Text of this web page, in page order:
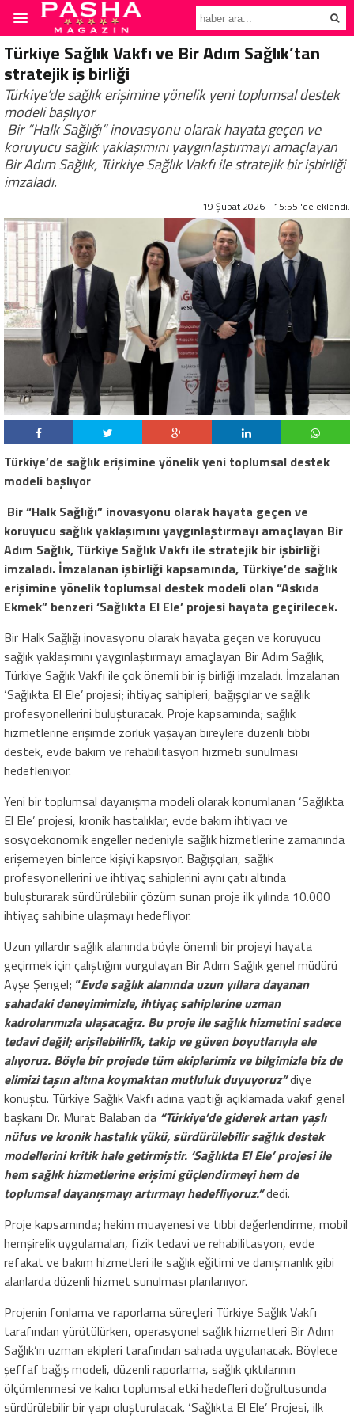
Türkiye Sağlık Vakfı ve Bir Adım Sağlık’tan
stratejik iş birliği
Türkiye’de sağlık erişimine yönelik yeni toplumsal destek
modeli başlıyor
Bir “Halk Sağlığı” inovasyonu olarak hayata geçen ve
koruyucu sağlık yaklaşımını yaygınlaştırmayı amaçlayan
Bir Adım Sağlık, Türkiye Sağlık Vakfı ile stratejik bir işbirliği
imzaladı.
19 Şubat 2026 - 15:55 'de eklendi.
Türkiye’de sağlık erişimine yönelik yeni toplumsal destek
modeli başlıyor
Bir “Halk Sağlığı” inovasyonu olarak hayata geçen ve
koruyucu sağlık yaklaşımını yaygınlaştırmayı amaçlayan Bir
Adım Sağlık, Türkiye Sağlık Vakfı ile stratejik bir işbirliği
imzaladı. İmzalanan işbirliği kapsamında, Türkiye’de sağlık
erişimine yönelik toplumsal destek modeli olan “Askıda
Ekmek” benzeri ‘Sağlıkta El Ele’ projesi hayata geçirilecek.
Bir Halk Sağlığı inovasyonu olarak hayata geçen ve koruyucu
sağlık yaklaşımını yaygınlaştırmayı amaçlayan Bir Adım Sağlık,
Türkiye Sağlık Vakfı ile çok önemli bir iş birliği imzaladı. İmzalanan
‘Sağlıkta El Ele’ projesi; ihtiyaç sahipleri, bağışçılar ve sağlık
profesyonellerini buluşturacak. Proje kapsamında; sağlık
hizmetlerine erişimde zorluk yaşayan bireylere düzenli tıbbi
destek, evde bakım ve rehabilitasyon hizmeti sunulması
hedefleniyor.
Yeni bir toplumsal dayanışma modeli olarak konumlanan ‘Sağlıkta
El Ele’ projesi, kronik hastalıklar, evde bakım ihtiyacı ve
sosyoekonomik engeller nedeniyle sağlık hizmetlerine zamanında
erişemeyen binlerce kişiyi kapsıyor. Bağışçıları, sağlık
profesyonellerini ve ihtiyaç sahiplerini aynı çatı altında
buluşturarak sürdürülebilir çözüm sunan proje ilk yılında 10.000
ihtiyaç sahibine ulaşmayı hedefliyor.
Uzun yıllardır sağlık alanında böyle önemli bir projeyi hayata
geçirmek için çalıştığını vurgulayan Bir Adım Sağlık genel müdürü
Ayşe Şengel; “Evde sağlık alanında uzun yıllara dayanan
sahadaki deneyimimizle, ihtiyaç sahiplerine uzman
kadrolarımızla ulaşacağız. Bu proje ile sağlık hizmetini sadece
tedavi değil; erişilebilirlik, takip ve güven boyutlarıyla ele
alıyoruz. Böyle bir projede tüm ekiplerimiz ve bilgimizle biz de
elimizi taşın altına koymaktan mutluluk duyuyoruz”diye
konuştu. Türkiye Sağlık Vakfı adına yaptığı açıklamada vakıf genel
başkanı Dr. Murat Balaban da “Türkiye’de giderek artan yaşlı
nüfus ve kronik hastalık yükü, sürdürülebilir sağlık destek
modellerini kritik hale getirmiştir. ‘Sağlıkta El Ele’ projesi ile
hem sağlık hizmetlerine erişimi güçlendirmeyi hem de
toplumsal dayanışmayı artırmayı hedefliyoruz.”dedi.
Proje kapsamında; hekim muayenesi ve tıbbi değerlendirme, mobil
hemşirelik uygulamaları, fizik tedavi ve rehabilitasyon, evde
refakat ve bakım hizmetleri ile sağlık eğitimi ve danışmanlık gibi
alanlarda düzenli hizmet sunulması planlanıyor.
Projenin fonlama ve raporlama süreçleri Türkiye Sağlık Vakfı
tarafından yürütülürken, operasyonel sağlık hizmetleri Bir Adım
Sağlık’ın uzman ekipleri tarafından sahada uygulanacak. Böylece
şeffaf bağış modeli, düzenli raporlama, sağlık çıktılarının
ölçümlenmesi ve kalıcı toplumsal etki hedefleri doğrultusunda
sürdürülebilir bir yapı oluşturulacak. ‘Sağlıkta El Ele’ Projesi, ilk